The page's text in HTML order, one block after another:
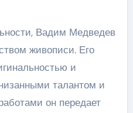
Вадим Медведев
живописи. Его
и
талантом и
он передает